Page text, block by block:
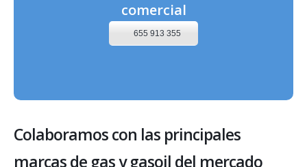
comercial
655 913 355
Colaboramos con las principales
marcas de gas y gasoil del mercado